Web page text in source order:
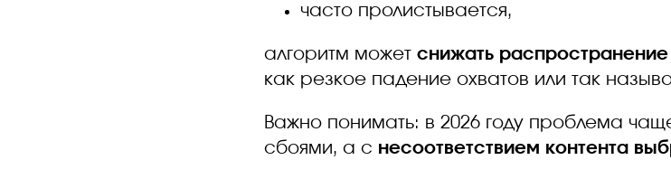
часто пролистывается,
алгоритм может снижать
как резкое падение охватов или так
Важно понимать: в 2026 году проблема
сбоями, а с несоответствием контента